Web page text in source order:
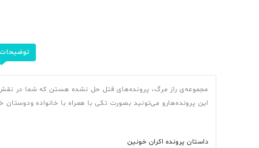
مجموعه‌ی راز مرگ، پرونده‌های قتل حل نشده هستن که شما در
این پرونده‌هارو می‌تونید بصورت تکی با همراه با خانواده ودوستان
داستان پرونده اکران خونین